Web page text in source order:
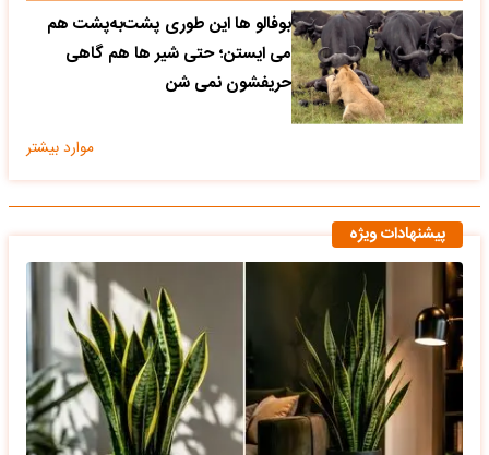
بوفالو ها این‌ طوری پشت‌به‌پشت هم
می‌ ایستن؛ حتی شیر ها هم گاهی
حریفشون نمی‌ شن
موارد بیشتر
پیشنهادات ویژه